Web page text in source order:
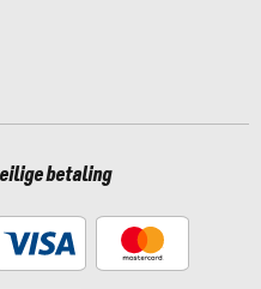
betaling